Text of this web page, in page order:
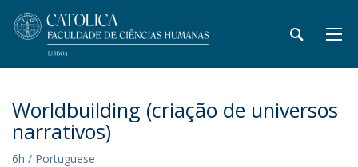
Worldbuilding (criação de universos
narrativos)
6h / Portuguese